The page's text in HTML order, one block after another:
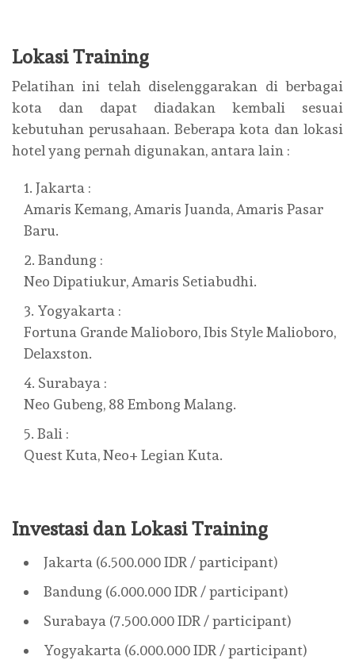
Lokasi Training
Pelatihan ini telah diselenggarakan di berbagai
kota dan dapat diadakan kembali sesuai
kebutuhan perusahaan. Beberapa kota dan lokasi
hotel yang pernah digunakan, antara lain :
Jakarta :
Amaris Kemang, Amaris Juanda, Amaris Pasar
Baru.
Bandung :
Neo Dipatiukur, Amaris Setiabudhi.
Yogyakarta :
Fortuna Grande Malioboro, Ibis Style Malioboro,
Delaxston.
Surabaya :
Neo Gubeng, 88 Embong Malang.
Bali :
Quest Kuta, Neo+ Legian Kuta.
Investasi dan Lokasi Training
Jakarta (6.500.000 IDR / participant)
Bandung (6.000.000 IDR / participant)
Surabaya (7.500.000 IDR / participant)
Yogyakarta (6.000.000 IDR / participant)